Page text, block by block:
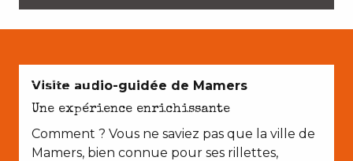
EN COUPLE
Visite audio-guidée de Mamers
Une expérience enrichissante
Comment ? Vous ne saviez pas que la ville de
Mamers, bien connue pour ses rillettes,